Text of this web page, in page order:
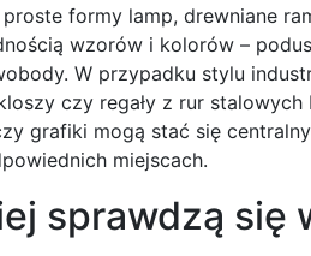
formy lamp, drewniane
wzorów i kolorów –
W przypadku stylu
czy regały z rur
grafiki mogą stać się
miejscach.
sprawdzą się